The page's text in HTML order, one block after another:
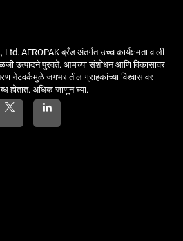
AEROPAK ब्रँड अंतर्गत उच्च कार्यक्षमता वाली
उत्पादने पुरवते. आमच्या संशोधन आणि विकासावर
नेटवर्कमुळे जगभरातील ग्राहकांच्या विश्वासावर
होतात. अधिक जाणून घ्या.